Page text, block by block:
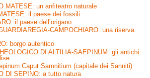
MATESE: un anfiteatro naturale
il paese dei fossili
il paese dell’origano
CAMPOCHIARO: una riserva
borgo autentico
DI ALTILIA-SAEPINUM: gli antichi
Caput Samnitium (capitale dei Sanniti)
DI SEPINO: a tutto natura